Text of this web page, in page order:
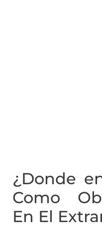
¿Donde
Como
En El